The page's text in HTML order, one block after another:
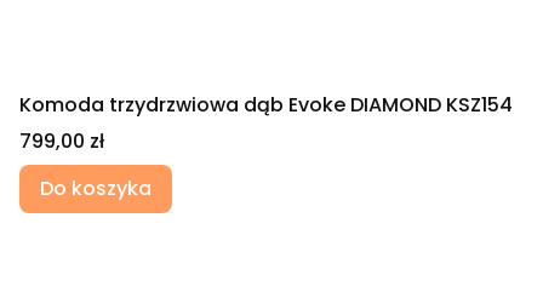
Komoda trzydrzwiowa dąb Evoke DIAMOND KSZ154
Cena
799,00 zł
Do koszyka